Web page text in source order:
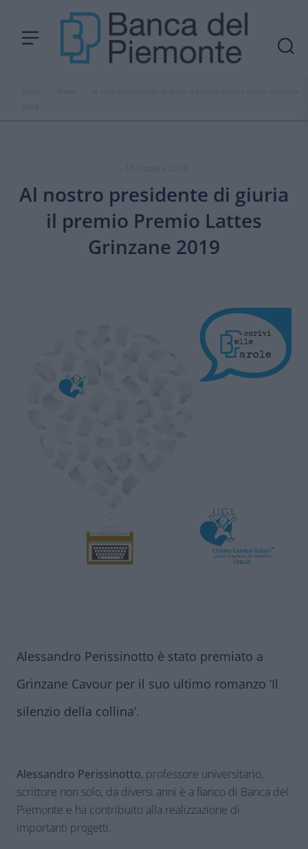
Al nostro presidente di giuria
il premio Premio Lattes
Grinzane 2019
Alessandro Perissinotto è stato premiato a
Grinzane Cavour per il suo ultimo romanzo ‘Il
silenzio della collina’.
Alessandro Perissinotto, professore universitario,
scrittore non solo, da diversi anni è a fianco di Banca del
Piemonte e ha contribuito alla realizzazione di
importanti progetti.